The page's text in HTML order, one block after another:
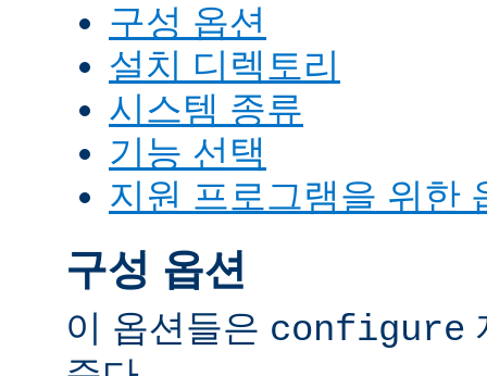
구성 옵션
설치 디렉토리
시스템 종류
기능 선택
지원 프로그램을 위한
구성 옵션
이 옵션들은 configure